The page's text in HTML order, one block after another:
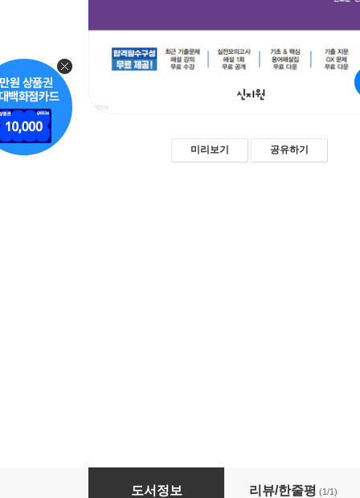
미리보기 공유하기
2026 EBS 유통관리사 2급 한권합격 테마별 이
도서정보 리뷰/한줄평 (1/1)